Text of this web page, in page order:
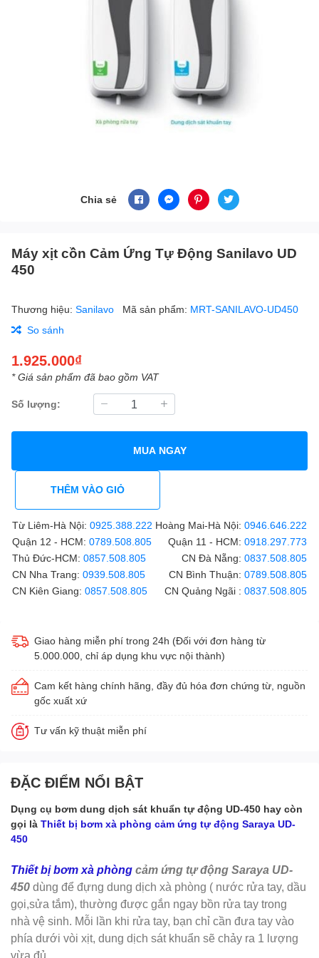
Chia sẻ
Máy xịt cồn Cảm Ứng Tự Động Sanilavo UD
450
Thương hiệu: Sanilavo Mã sản phẩm: MRT-SANILAVO-UD450
So sánh
1.925.000₫
* Giá sản phẩm đã bao gồm VAT
Số lượng:
MUA NGAY
THÊM VÀO GIỎ
Từ Liêm-Hà Nội: 0925.388.222 Hoàng Mai-Hà Nội: 0946.646.222
Quận 12 - HCM: 0789.508.805 Quận 11 - HCM: 0918.297.773
Thủ Đức-HCM: 0857.508.805 CN Đà Nẵng: 0837.508.805
CN Nha Trang: 0939.508.805 CN Bình Thuận: 0789.508.805
CN Kiên Giang: 0857.508.805 CN Quảng Ngãi : 0837.508.805
Giao hàng miễn phí trong 24h (Đối với đơn hàng từ
5.000.000, chỉ áp dụng khu vực nội thành)
Cam kết hàng chính hãng, đầy đủ hóa đơn chứng từ, nguồn
gốc xuất xứ
Tư vấn kỹ thuật miễn phí
ĐẶC ĐIỂM NỔI BẬT
Dụng cụ bơm dung dịch sát khuẩn tự động UD-450 hay còn
gọi là Thiết bị bơm xà phòng cảm ứng tự động Saraya UD-
450
Thiết bị bơm xà phòng cảm ứng tự động Saraya UD-
450 dùng để đựng dung dịch xà phòng ( nước rửa tay, dầu
gọi,sửa tắm), thường được gắn ngay bồn rửa tay trong
nhà vệ sinh. Mỗi lần khi rửa tay, bạn chỉ cần đưa tay vào
phía dưới vòi xịt, dung dịch sát khuẩn sẽ chảy ra 1 lượng
vừa đủ.